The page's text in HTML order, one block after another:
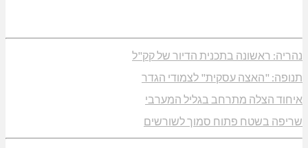
נהריה: ראשונה בתכנית הדיור של קק"ל
תנופה: "האצה עסקית" לצמודי הגדר
איחוד הצלה מתרחב בגליל המערבי
שריפה בשטח פתוח סמוך לשורשים